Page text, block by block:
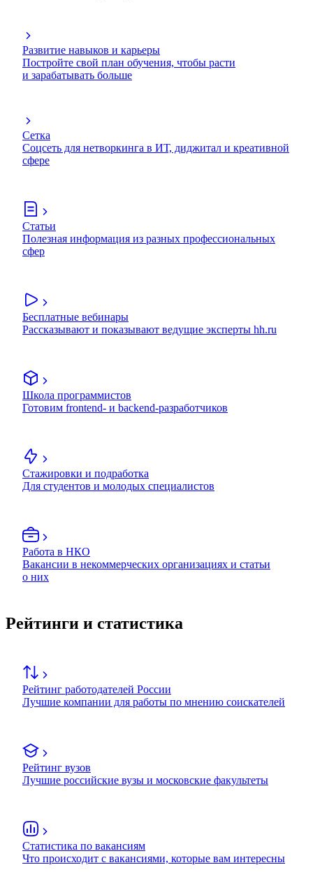
Развитие навыков и карьеры
Постройте свой план обучения, чтобы расти
и зарабатывать больше
Сетка
Соцсеть для нетворкинга в ИТ, диджитал и креативной
сфере
Статьи
Полезная информация из разных профессиональных
сфер
Бесплатные вебинары
Рассказывают и показывают ведущие эксперты hh.ru
Школа программистов
Готовим frontend- и backend-разработчиков
Стажировки и подработка
Для студентов и молодых специалистов
Работа в НКО
Вакансии в некоммерческих организациях и статьи
о них
Рейтинги и статистика
Рейтинг работодателей России
Лучшие компании для работы по мнению соискателей
Рейтинг вузов
Лучшие российские вузы и московские факультеты
Статистика по вакансиям
Что происходит с вакансиями, которые вам интересны